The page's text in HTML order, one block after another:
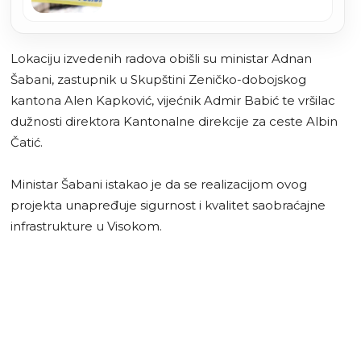
Lokaciju izvedenih radova obišli su ministar Adnan
Šabani, zastupnik u Skupštini Zeničko-dobojskog
kantona Alen Kapković, vijećnik Admir Babić te vršilac
dužnosti direktora Kantonalne direkcije za ceste Albin
Čatić.
Ministar Šabani istakao je da se realizacijom ovog
projekta unapređuje sigurnost i kvalitet saobraćajne
infrastrukture u Visokom.